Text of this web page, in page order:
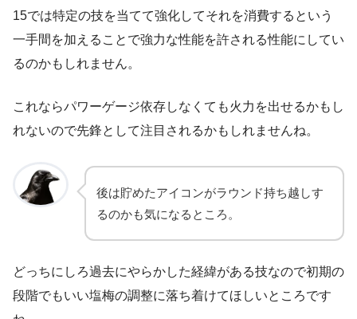
15では特定の技を当てて強化してそれを消費するという
一手間を加えることで強力な性能を許される性能にしてい
るのかもしれません。
これならパワーゲージ依存しなくても火力を出せるかもし
れないので先鋒として注目されるかもしれませんね。
後は貯めたアイコンがラウンド持ち越しす
るのかも気になるところ。
どっちにしろ過去にやらかした経緯がある技なので初期の
段階でもいい塩梅の調整に落ち着けてほしいところです